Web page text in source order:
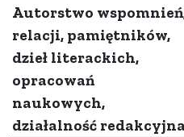
Autorstwo
relacji, pamiętników,
dzieł literackich,
opracowań
naukowych,
działalność redakcyjna